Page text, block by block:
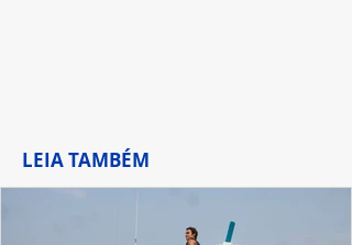
LEIA TAMBÉM